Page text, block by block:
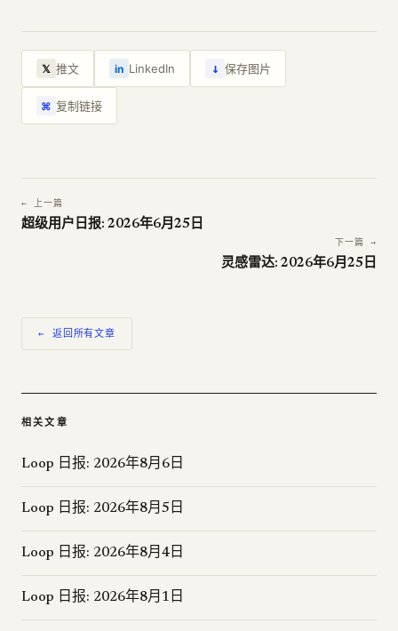
𝕏 推文 in LinkedIn ↓ 保存图片
⌘ 复制链接
← 上一篇
超级用户日报: 2026年6月25日
下一篇 →
灵感雷达: 2026年6月25日
← 返回所有文章
相关文章
Loop 日报: 2026年8月6日
Loop 日报: 2026年8月5日
Loop 日报: 2026年8月4日
Loop 日报: 2026年8月1日